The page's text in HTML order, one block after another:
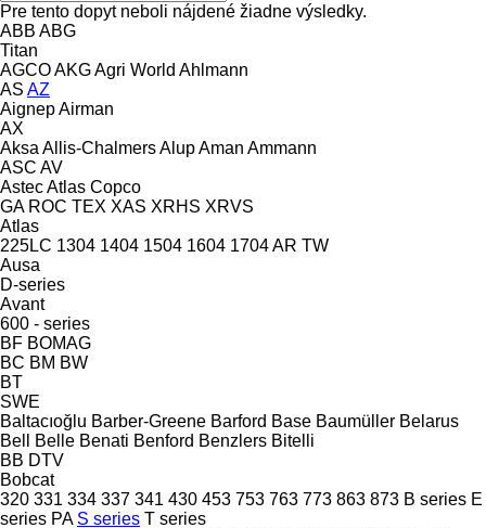
Pre tento dopyt neboli nájdené žiadne výsledky.
ABB ABG
Titan
AGCOAKGAgri World Ahlmann
AS AZ
AignepAirman
AX
Aksa Allis-ChalmersAlupAman Ammann
ASC AV
AstecAtlas Copco
GA ROC TEX XAS XRHS XRVS
Atlas
225LC 1304 1404 1504 1604 1704AR TW
Ausa
D-series
Avant
600 - series
BF BOMAG
BC BM BW
BT
SWE
Baltacıoğlu Barber-Greene Barford Base Baumüller Belarus
Bell
Belle Benati Benford Benzlers Bitelli
BB DTV
Bobcat
320 331 334 337 341 430 453 753 763 773 863 873 B series E
series PA S series T series